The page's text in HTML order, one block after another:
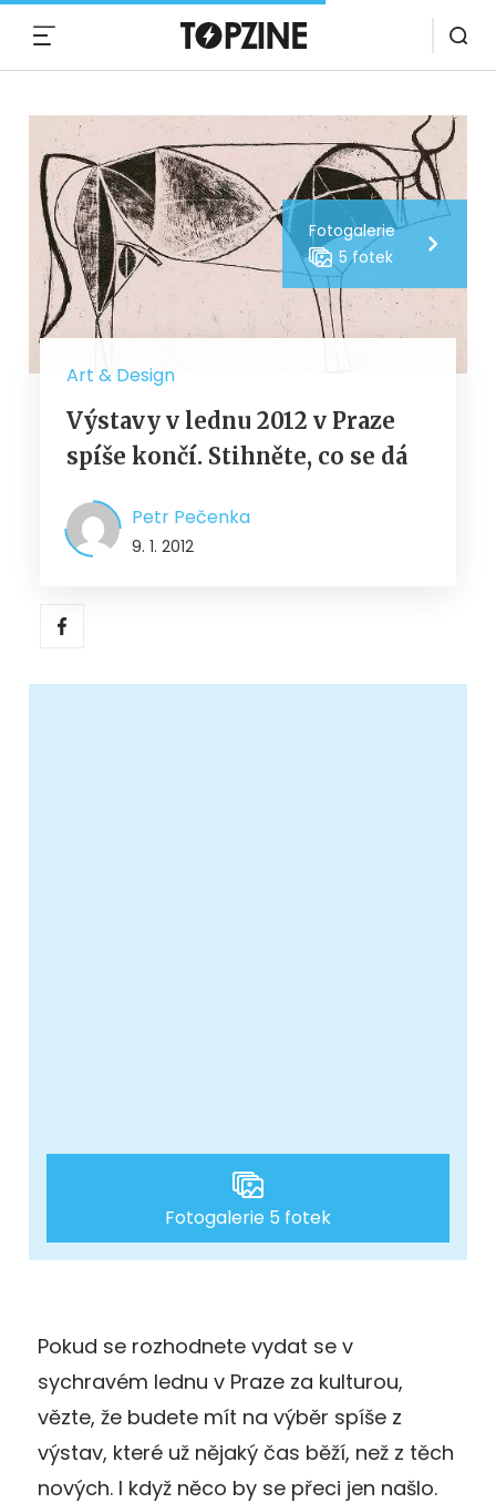
Fotogalerie
5 fotek
Art & Design
Výstavy v lednu 2012 v Praze
spíše končí. Stihněte, co se dá
Petr Pečenka
9. 1. 2012
Fotogalerie 5 fotek
Pokud se rozhodnete vydat se v
sychravém lednu v Praze za kulturou,
vězte, že budete mít na výběr spíše z
výstav, které už nějaký čas běží, než z těch
nových. I když něco by se přeci jen našlo.